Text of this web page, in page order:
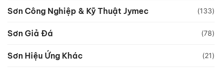
Sơn Công Nghiệp & Kỹ Thuật Jymec (133)
Sơn Giả Đá (78)
Sơn Hiệu Ứng Khác (21)